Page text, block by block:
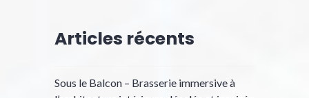
Articles récents
Sous le Balcon – Brasserie immersive à